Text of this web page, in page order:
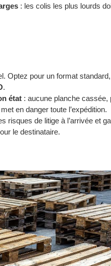
: les colis les plus lourds
Optez pour un format
.
état : aucune planche cassée,
en danger toute l’expédition.
risques de litige à l’arrivée et
le destinataire.